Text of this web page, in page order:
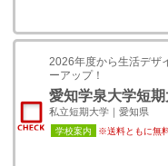
2026年度から生活デザ
ーアップ！
愛知学泉大学短
私立短期大学｜愛知県
学校案内 ※送料ともに無